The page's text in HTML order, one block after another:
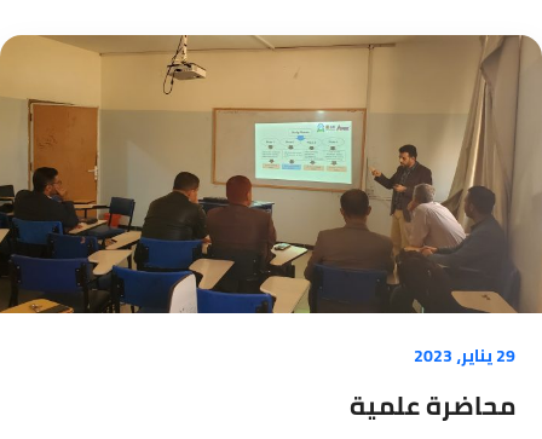
29 يناير، 2023
محاضرة علمية